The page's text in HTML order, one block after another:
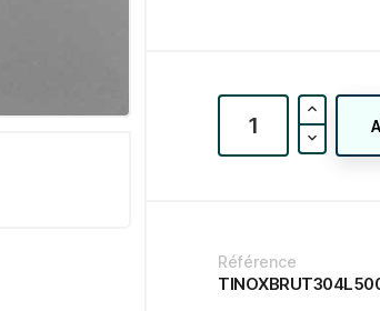
Référence